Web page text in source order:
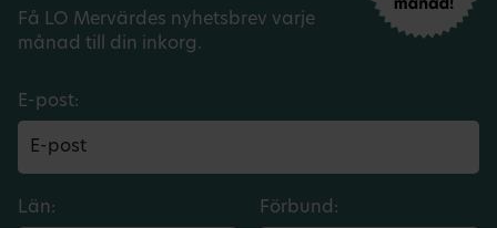
Få LO Mervärdes nyhetsbrev varje
månad till din inkorg.
E-post:
Län: Förbund: